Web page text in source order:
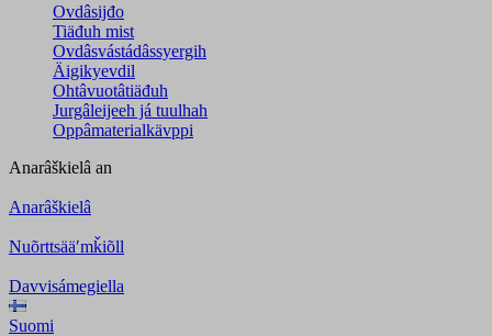
Ovdâsijđo
Tiäđuh mist
Ovdâsvástádâssyergih
Äigikyevdil
Ohtâvuotâtiäđuh
Jurgâleijeeh já tuulhah
Oppâmaterialkävppi
Anarâškielâ an
Anarâškielâ
Nuõrttsääʹmǩiõll
Davvisámegiella
Suomi